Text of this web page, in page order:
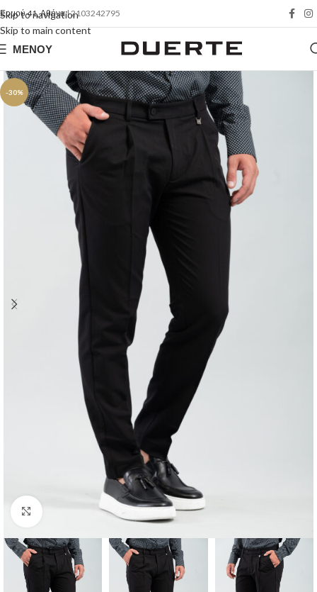
Skip to navigation
Skip to main content
Ερμού 41, Αθήνα| 2103242795
ΜΕΝΟΎ
-30%
Κλικ για μεγέθυνση